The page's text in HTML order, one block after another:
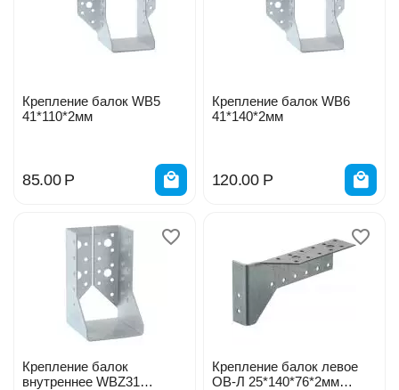
Крепление балок WB5
41*110*2мм
85.00 Р
Крепление балок WB6
41*140*2мм
120.00 Р
Крепление балок
внутреннее WBZ31
Крепление балок левое
ОВ-Л 25*140*76*2мм